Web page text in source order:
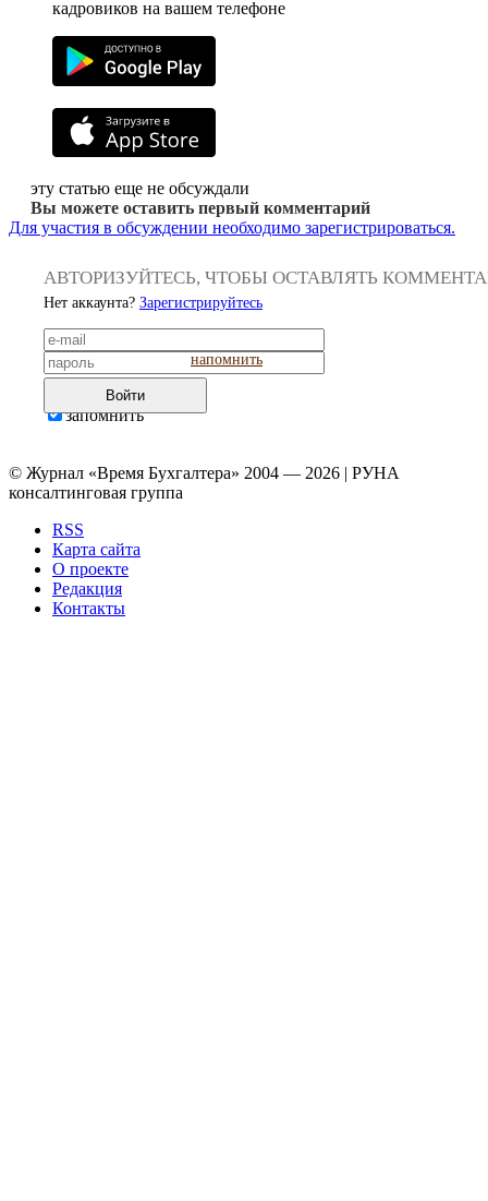
кадровиков на вашем телефоне
эту статью еще не обсуждали
Вы можете оставить первый комментарий
Для участия в обсуждении необходимо зарегистрироваться.
АВТОРИЗУЙТЕСЬ, ЧТОБЫ ОСТАВЛЯТЬ
Нет аккаунта? Зарегистрируйтесь
напомнить
Войти
запомнить
© Журнал «Время Бухгалтера» 2004 — 2026 | РУНА
консалтинговая группа
RSS
Карта сайта
О проекте
Редакция
Контакты